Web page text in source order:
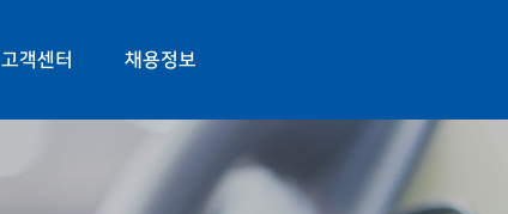
고객센터 채용정보